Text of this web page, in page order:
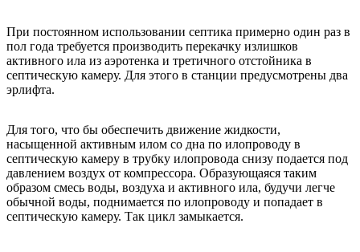
При постоянном использовании септика примерно один раз в
пол года требуется производить перекачку излишков
активного ила из аэротенка и третичного отстойника в
септическую камеру. Для этого в станции предусмотрены два
эрлифта.
Для того, что бы обеспечить движение жидкости,
насыщенной активным илом со дна по илопроводу в
септическую камеру в трубку илопровода снизу подается под
давлением воздух от компрессора. Образующаяся таким
образом смесь воды, воздуха и активного ила, будучи легче
обычной воды, поднимается по илопроводу и попадает в
септическую камеру. Так цикл замыкается.